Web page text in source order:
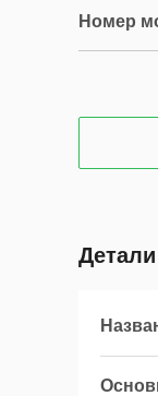
Номер